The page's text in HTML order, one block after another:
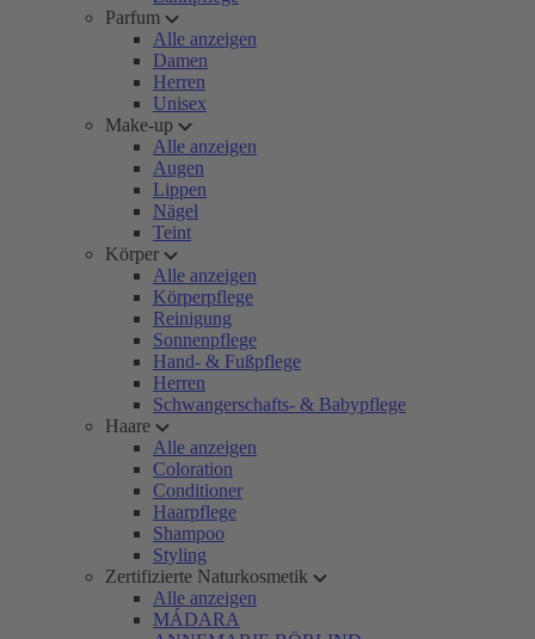
Parfum
Alle anzeigen
Damen
Herren
Unisex
Make-up
Alle anzeigen
Augen
Lippen
Nägel
Teint
Körper
Alle anzeigen
Körperpflege
Reinigung
Sonnenpflege
Hand- & Fußpflege
Herren
Schwangerschafts- & Babypflege
Haare
Alle anzeigen
Coloration
Conditioner
Haarpflege
Shampoo
Styling
Zertifizierte Naturkosmetik
Alle anzeigen
MÁDARA